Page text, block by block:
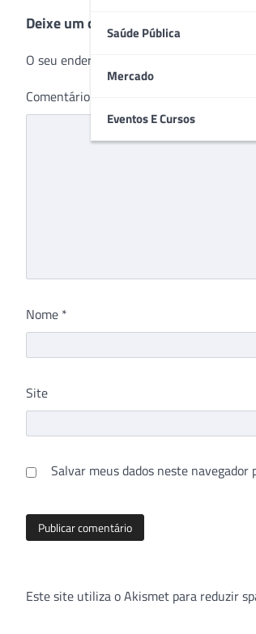
Saúde Pública
Mercado
Eventos E Cursos
Post
Deixe um comentário
O seu endereço de e-mail não será
Comentário
Nome *
Site
Salvar meus dados neste
Este site utiliza o Akismet para reduzir